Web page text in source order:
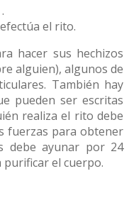
el rito.
hacer sus hechizos
alguien), algunos de
También hay
pueden ser escritas
realiza el rito debe
fuerzas para obtener
debe ayunar por 24
el cuerpo.